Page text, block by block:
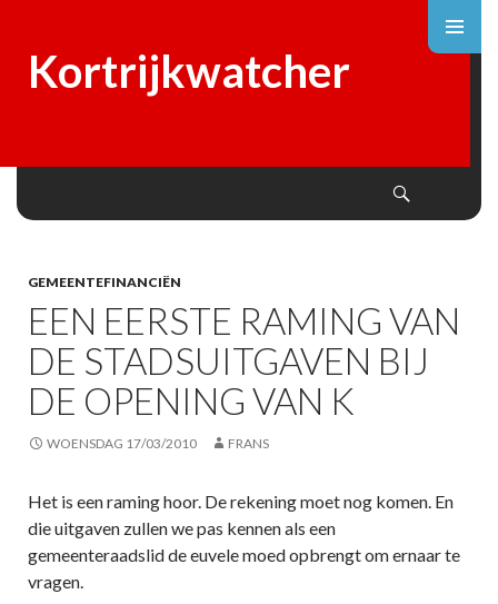
Kortrijkwatcher
GEMEENTEFINANCIËN
EEN EERSTE RAMING VAN
DE STADSUITGAVEN BIJ
DE OPENING VAN K
WOENSDAG 17/03/2010 FRANS
Het is een raming hoor. De rekening moet nog komen. En
die uitgaven zullen we pas kennen als een
gemeenteraadslid de euvele moed opbrengt om ernaar te
vragen.